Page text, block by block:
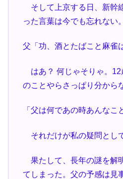
そして上京する日、新幹
った言葉は今でも忘れない。
父「功、酒とたばこと麻雀
はあ？ 何じゃそりゃ。12
のことやらさっぱり分から
「父は何であの時あんなこ
それだけが私の疑問とし
果たして、長年の謎を解
てしまった。父の予感は見